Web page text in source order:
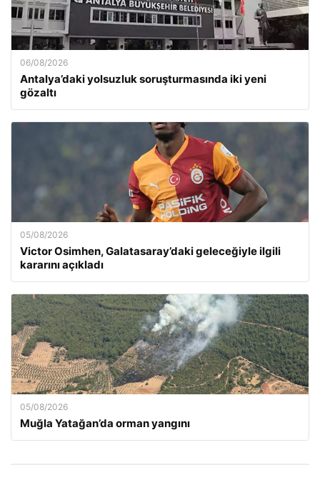
06/08/2026
Antalya’daki yolsuzluk soruşturmasında iki yeni
gözaltı
05/08/2026
Victor Osimhen, Galatasaray’daki geleceğiyle ilgili
kararını açıkladı
05/08/2026
Muğla Yatağan’da orman yangını